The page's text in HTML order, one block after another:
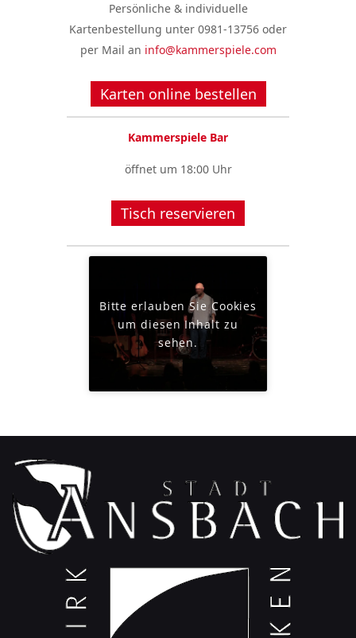
Persönliche & individuelle
Kartenbestellung unter 0981-13756 oder
per Mail an info@kammerspiele.com
Karten online bestellen
Kammerspiele Bar
öffnet um 18:00 Uhr
Tisch reservieren
Bitte erlauben Sie Cookies
um diesen Inhalt zu
sehen.